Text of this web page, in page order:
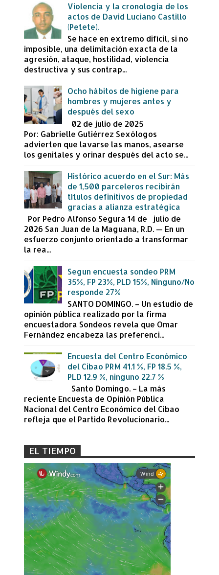
Violencia y la cronología de los
actos de David Luciano Castillo
(Petete).
Se hace en extremo difícil, si no
imposible, una delimitación exacta de la
agresión, ataque, hostilidad, violencia
destructiva y sus contrap...
Ocho hábitos de higiene para
hombres y mujeres antes y
después del sexo
02 de julio de 2025
Por: Gabrielle Gutiérrez Sexólogos
advierten que lavarse las manos, asearse
los genitales y orinar después del acto se...
Histórico acuerdo en el Sur: Más
de 1,500 parceleros recibirán
títulos definitivos de propiedad
gracias a alianza estratégica
Por Pedro Alfonso Segura 14 de julio de
2026 San Juan de la Maguana, R.D. — En un
esfuerzo conjunto orientado a transformar
la rea...
Segun encuesta sondeo PRM
35%, FP 23%, PLD 15%, Ninguno/No
responde 27%
SANTO DOMINGO. – Un estudio de
opinión pública realizado por la firma
encuestadora Sondeos revela que Omar
Fernández encabeza las preferenci...
Encuesta del Centro Económico
del Cibao PRM 41.1 %, FP 18.5 %,
PLD 12.9 %, ninguno 22.7 %
Santo Domingo. – La más
reciente Encuesta de Opinión Pública
Nacional del Centro Económico del Cibao
refleja que el Partido Revolucionario...
EL TIEMPO